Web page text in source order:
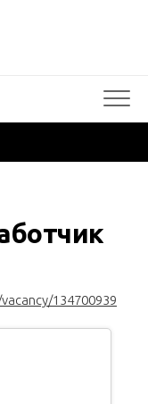
134700939